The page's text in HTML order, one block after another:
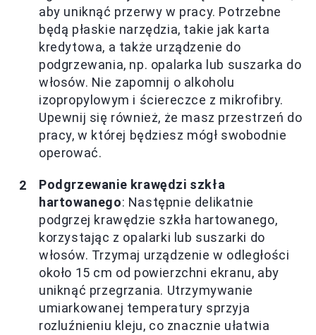
aby uniknąć przerwy w pracy. Potrzebne
będą płaskie narzędzia, takie jak karta
kredytowa, a także urządzenie do
podgrzewania, np. opalarka lub suszarka do
włosów. Nie zapomnij o alkoholu
izopropylowym i ściereczce z mikrofibry.
Upewnij się również, że masz przestrzeń do
pracy, w której będziesz mógł swobodnie
operować.
Podgrzewanie krawędzi szkła
hartowanego: Następnie delikatnie
podgrzej krawędzie szkła hartowanego,
korzystając z opalarki lub suszarki do
włosów. Trzymaj urządzenie w odległości
około 15 cm od powierzchni ekranu, aby
uniknąć przegrzania. Utrzymywanie
umiarkowanej temperatury sprzyja
rozluźnieniu kleju, co znacznie ułatwia